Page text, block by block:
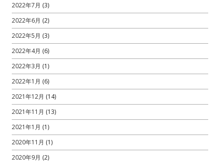
2022年7月 (3)
2022年6月 (2)
2022年5月 (3)
2022年4月 (6)
2022年3月 (1)
2022年1月 (6)
2021年12月 (14)
2021年11月 (13)
2021年1月 (1)
2020年11月 (1)
2020年9月 (2)